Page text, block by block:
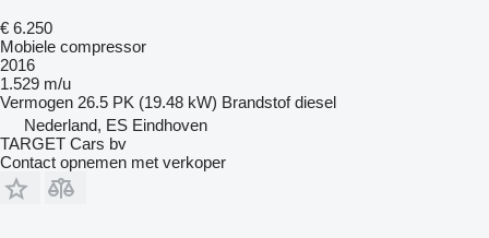
€ 6.250
Mobiele compressor
2016
1.529 m/u
Vermogen 26.5 PK (19.48 kW) Brandstof diesel
Nederland, ES Eindhoven
TARGET Cars bv
Contact opnemen met verkoper